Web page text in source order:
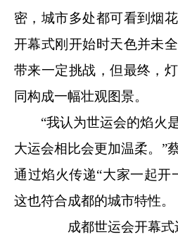
密，城市多处都可看到烟
开幕式刚开始时天色并未
带来一定挑战，但最终，
同构成一幅壮观图景。
“我认为世运会的焰火是
大运会相比会更加温柔。”
通过焰火传递“大家一起开
这也符合成都的城市特性。
成都世运会开幕式